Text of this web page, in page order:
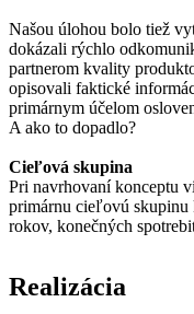
Našou úlohou bolo tiež
dokázali rýchlo
partnerom kvality
opisovali faktické
primárnym účelom
A ako to dopadlo?
Cieľová skupina
Pri navrhovaní konceptu
primárnu cieľovú skupinu
rokov, konečných
Realizácia